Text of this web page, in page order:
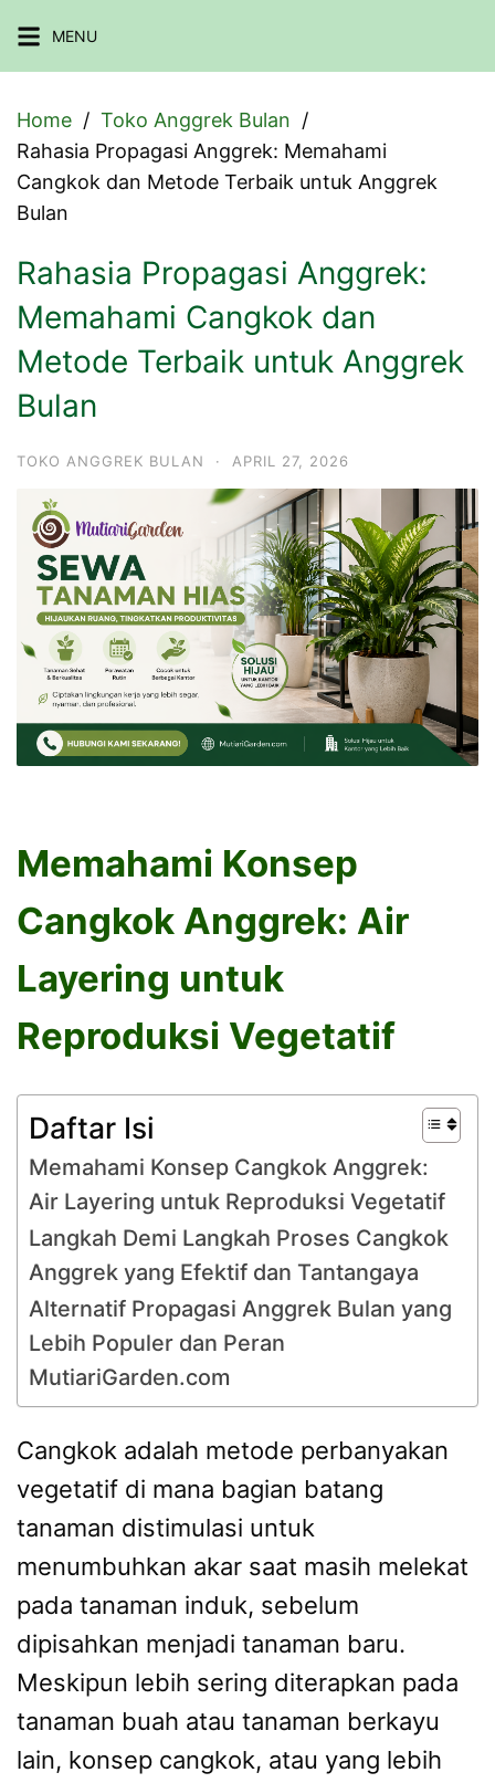
to
MENU
Home
Toko Anggrek Bulan
Rahasia Propagasi Anggrek: Memahami
Cangkok dan Metode Terbaik untuk Anggrek
Bulan
Rahasia Propagasi Anggrek:
Memahami Cangkok dan
Metode Terbaik untuk Anggrek
Bulan
TOKO ANGGREK BULAN · APRIL 27, 2026
Memahami Konsep
Cangkok Anggrek: Air
Layering untuk
Reproduksi Vegetatif
Daftar Isi
Memahami Konsep Cangkok Anggrek:
Air Layering untuk Reproduksi Vegetatif
Langkah Demi Langkah Proses Cangkok
Anggrek yang Efektif dan Tantangaya
Alternatif Propagasi Anggrek Bulan yang
Lebih Populer dan Peran
MutiariGarden.com
Cangkok adalah metode perbanyakan
vegetatif di mana bagian batang
tanaman distimulasi untuk
menumbuhkan akar saat masih melekat
pada tanaman induk, sebelum
dipisahkan menjadi tanaman baru.
Meskipun lebih sering diterapkan pada
tanaman buah atau tanaman berkayu
lain, konsep cangkok, atau yang lebih